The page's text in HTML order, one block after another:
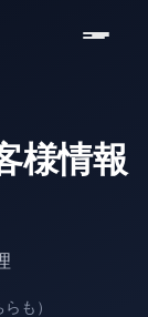
様情報
も）